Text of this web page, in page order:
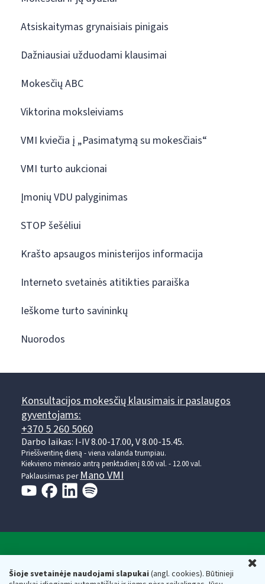
Šioje svetainėje naudojami slapukai(angl. cookies). Būtinieji
Atsiskaitymas grynaisiais pinigais
Dažniausiai užduodami klausimai
Mokesčių ABC
Viktorina moksleiviams
VMI kviečia į „Pasimatymą su mokesčiais“
VMI turto aukcionai
Įmonių VDU palyginimas
STOP šešėliui
Krašto apsaugos ministerijos informacija
Interneto svetainės atitikties paraiška
Ieškome turto savininkų
Nuorodos
Konsultacijos mokesčių klausimais ir paslaugos
gyventojams:
+370 5 260 5060
Darbo laikas: I-IV 8.00-17.00, V 8.00-15.45.
Prieššventinę dieną - viena valanda trumpiau.
Kiekvieno mėnesio antrą penktadienį 8.00 val. - 12.00 val.
Paklausimas per Mano VMI
Respublikos finansų ministerijos